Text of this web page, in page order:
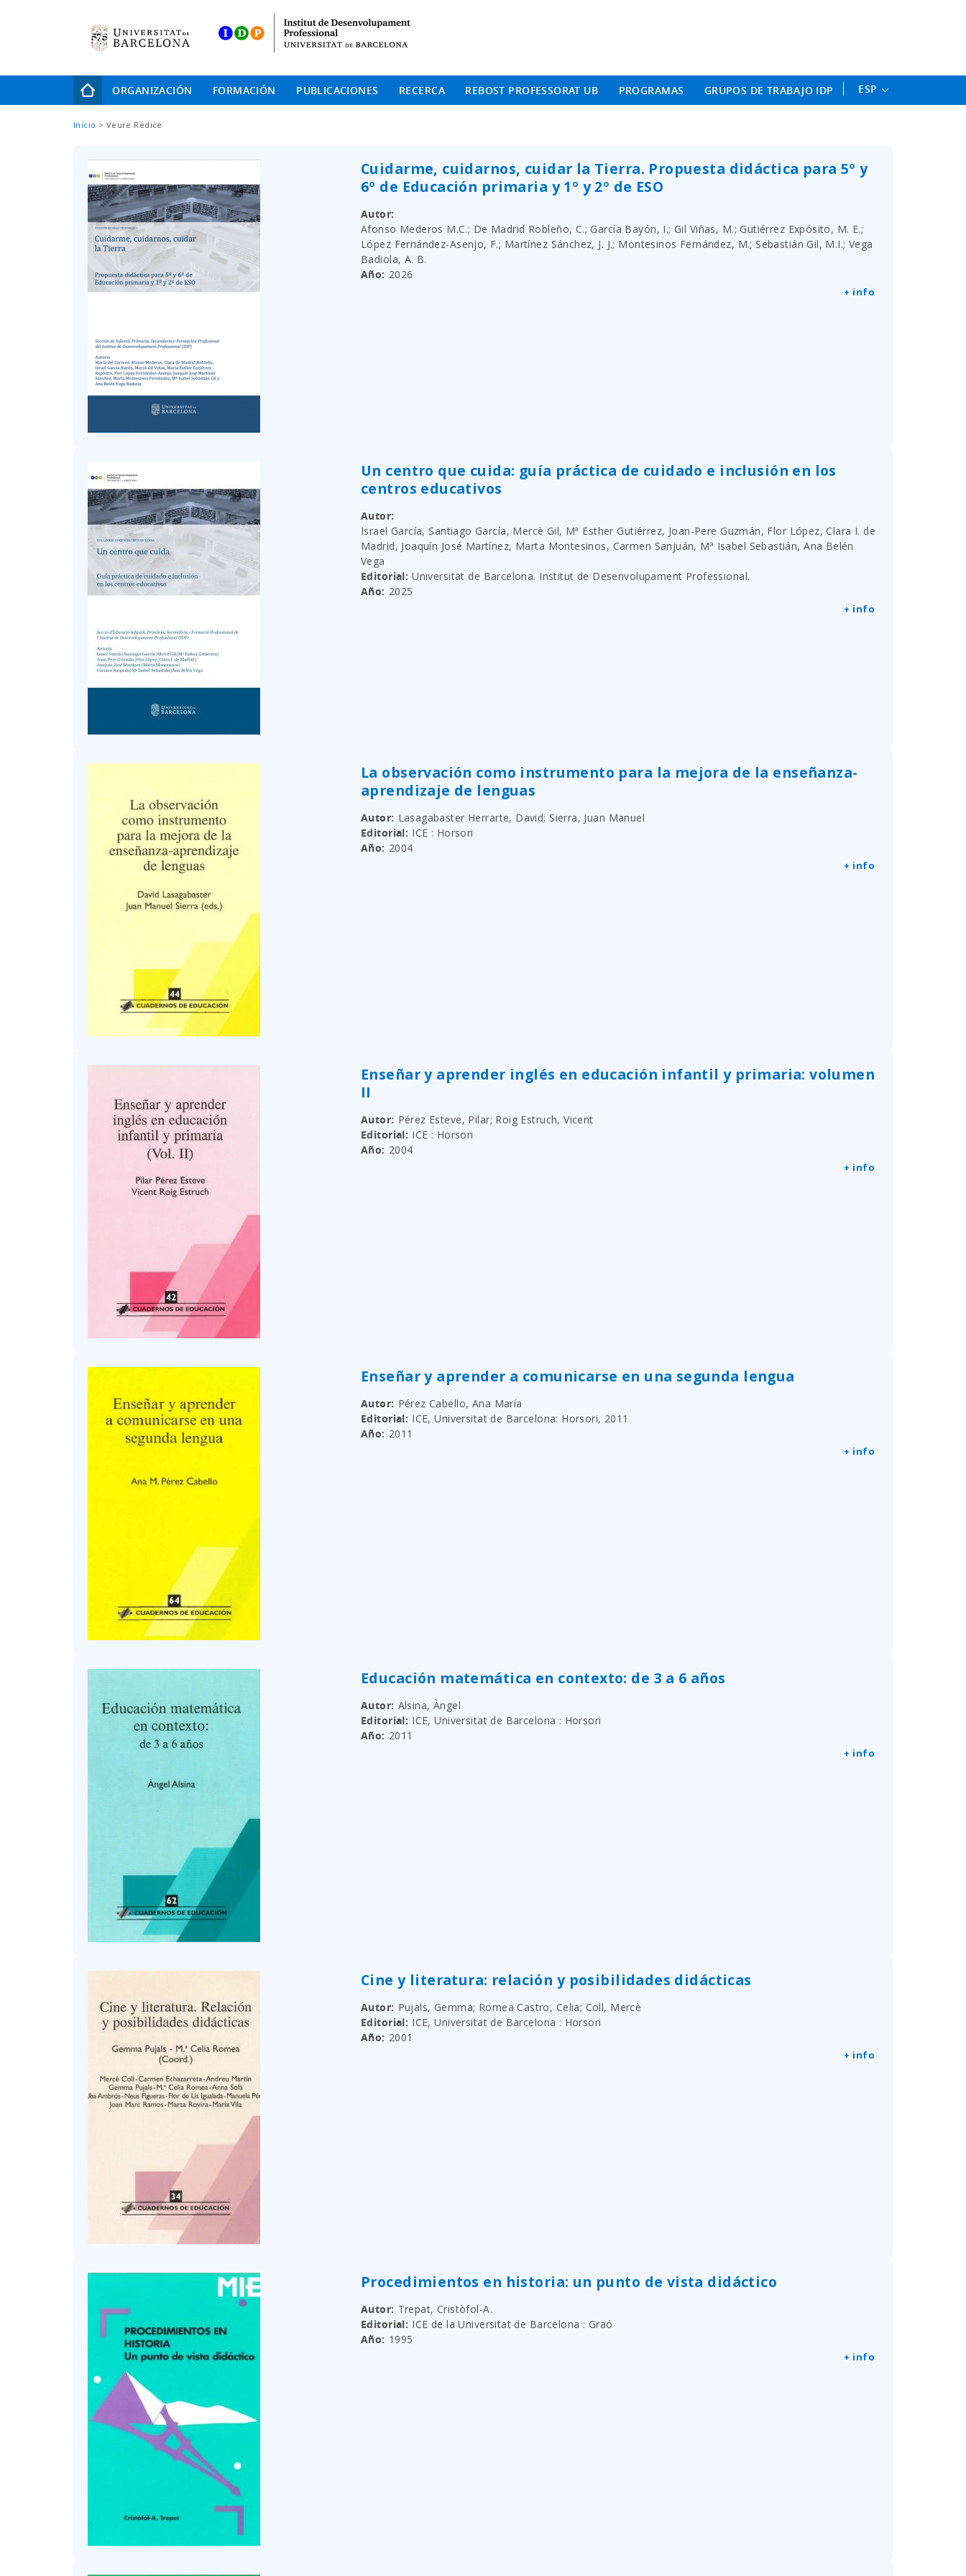
Navegación
principal
ORGANIZACIÓN FORMACIÓN PUBLICACIONES RECERCA REBOST PROFESSORAT UB PROGRAMAS GRUPOS DE TRABAJO IDP ESP
Sobrescribir
de
ayuda
la
navegación
Inicio Veure Redice
Cuidarme, cuidarnos, cuidar la Tierra. Propuesta didáctica para 5º y
6º de Educación primaria y 1º y 2º de ESO
Autor
Afonso Mederos M.C.; De Madrid Robleño, C.; García Bayón, I.; Gil Viñas, M.; Gutiérrez Expósito, M. E.;
López Fernández-Asenjo, F.; Martínez Sánchez, J. J.; Montesinos Fernández, M.; Sebastián Gil, M.I.; Vega
Badiola, A. B.
Año
2026
+ info
Un centro que cuida: guía práctica de cuidado e inclusión en los
centros educativos
Autor
Israel García, Santiago García, Mercè Gil, Mª Esther Gutiérrez, Joan-Pere Guzmán, Flor López, Clara I. de
Madrid, Joaquín José Martínez, Marta Montesinos, Carmen Sanjuán, Mª Isabel Sebastián, Ana Belén
Vega
Editorial Universitat de Barcelona. Institut de Desenvolupament Professional.
Año
2025
+ info
La observación como instrumento para la mejora de la enseñanza-
aprendizaje de lenguas
Autor Lasagabaster Herrarte, David; Sierra, Juan Manuel
Editorial ICE : Horsori
Año
2004
+ info
Enseñar y aprender inglés en educación infantil y primaria: volumen
II
Autor Pérez Esteve, Pilar; Roig Estruch, Vicent
Editorial ICE : Horsori
Año
2004
+ info
Enseñar y aprender a comunicarse en una segunda lengua
Autor Pérez Cabello, Ana María
Editorial ICE, Universitat de Barcelona: Horsori, 2011
Año
2011
+ info
Educación matemática en contexto: de 3 a 6 años
Autor Alsina, Àngel
Editorial ICE, Universitat de Barcelona : Horsori
Año
2011
+ info
Cine y literatura: relación y posibilidades didácticas
Autor Pujals, Gemma; Romea Castro, Celia; Coll, Mercè
Editorial ICE, Universitat de Barcelona : Horsori
Año
2001
+ info
Procedimientos en historia: un punto de vista didáctico
Autor Trepat, Cristòfol-A.
Editorial ICE de la Universitat de Barcelona : Graó
Año
1995
+ info